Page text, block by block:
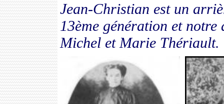
Jean-Christian est un
13ème génération et notre
Michel et Marie Thériault.